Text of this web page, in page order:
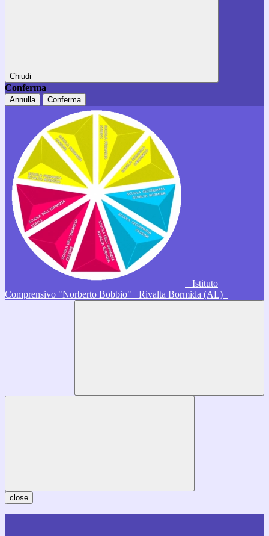
Chiudi
Conferma
Annulla Conferma
Istituto
Comprensivo "Norberto Bobbio"
Rivalta Bormida (AL)
close